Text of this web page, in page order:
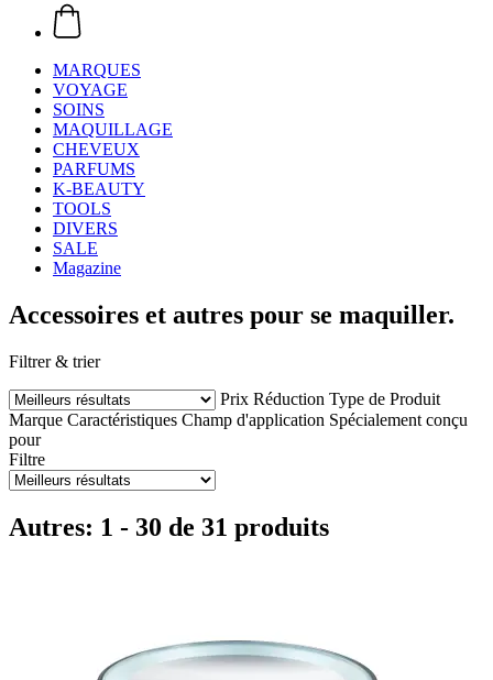
MARQUES
VOYAGE
SOINS
MAQUILLAGE
CHEVEUX
PARFUMS
K-BEAUTY
TOOLS
DIVERS
SALE
Magazine
Accessoires et autres pour se maquiller.
Filtrer & trier
Prix Réduction Type de Produit
Marque Caractéristiques Champ d'application Spécialement conçu
pour
Filtre
Autres: 1 - 30 de 31 produits